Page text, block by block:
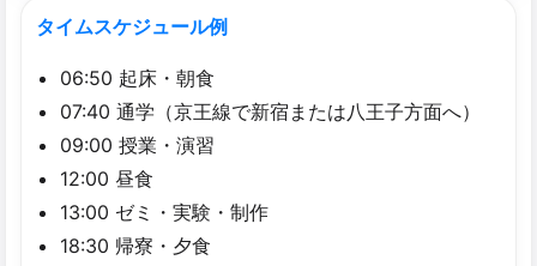
タイムスケジュール例
06:50 起床・朝食
07:40 通学（京王線で新宿または八王子方面へ）
09:00 授業・演習
12:00 昼食
13:00 ゼミ・実験・制作
18:30 帰寮・夕食